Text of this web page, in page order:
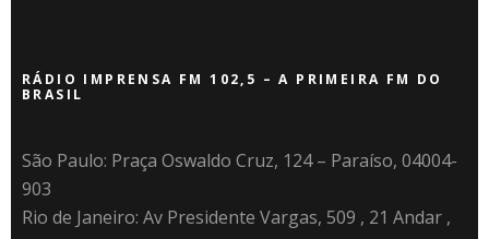
RÁDIO IMPRENSA FM 102,5 – A PRIMEIRA FM DO
BRASIL
São Paulo: Praça Oswaldo Cruz, 124 – Paraíso, 04004-
903
Rio de Janeiro: Av Presidente Vargas, 509 , 21 Andar ,